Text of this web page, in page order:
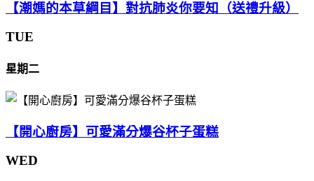
【潮媽的本草綱目】對抗肺炎你要知（送禮升級）
TUE
星期二
【開心廚房】可愛滿分爆谷杯子蛋糕
WED